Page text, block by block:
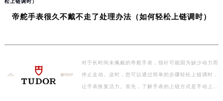
松上链调时）
帝舵手表很久不戴不走了处理办法（如何轻松上链调时）
对于长时间未佩戴的帝舵手表，指针可能因为缺少动力而
停止走动。这时，您可以通过简单的步骤轻松上链调时，
让手表恢复活力。首先，了解手表的上链方式是手动上